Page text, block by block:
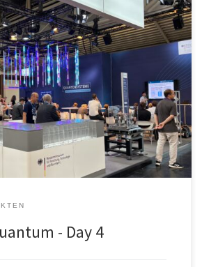
4 Vier Tage Messewahnsinn sind vorbei.
2025. Es war eine tolle Erfahrung,
kennengelernt, durften uns vielen
und haben wertvolles Feedback
ist leider nicht ganz fertig
[…]
- Day 4